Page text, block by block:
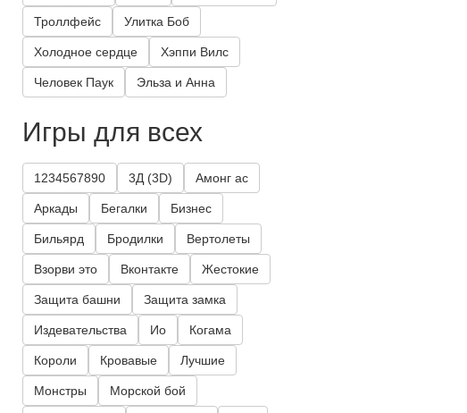
Троллфейс Улитка Боб
Холодное сердце Хэппи Вилс
Человек Паук Эльза и Анна
Игры для всех
1234567890 3Д (3D) Амонг ас
Аркады Бегалки Бизнес
Бильярд Бродилки Вертолеты
Взорви это Вконтакте Жестокие
Защита башни Защита замка
Издевательства Ио Когама
Короли Кровавые Лучшие
Монстры Морской бой